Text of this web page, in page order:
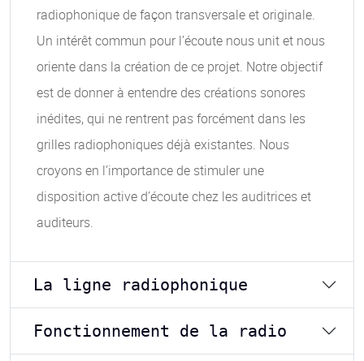
radiophonique de façon transversale et originale.
Un intérêt commun pour l’écoute nous unit et nous
oriente dans la création de ce projet. Notre objectif
est de donner à entendre des créations sonores
inédites, qui ne rentrent pas forcément dans les
grilles radiophoniques déjà existantes. Nous
croyons en l’importance de stimuler une
disposition active d’écoute chez les auditrices et
auditeurs.
La ligne radiophonique
Fonctionnement de la radio